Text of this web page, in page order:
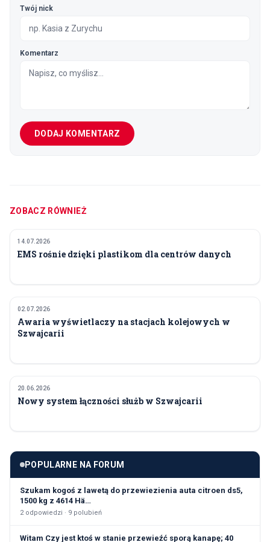
Twój nick
Komentarz
DODAJ KOMENTARZ
ZOBACZ RÓWNIEŻ
TECHNOLOGIA I INNOWACJE
14.07.2026
EMS rośnie dzięki plastikom dla centrów danych
TECHNOLOGIA I INNOWACJE
02.07.2026
Awaria wyświetlaczy na stacjach kolejowych w
Szwajcarii
TECHNOLOGIA I INNOWACJE
20.06.2026
Nowy system łączności służb w Szwajcarii
POPULARNE NA FORUM
Szukam kogoś z lawetą do przewiezienia auta citroen ds5,
1500 kg z 4614 Hä…
2odpowiedzi · 9 polubień
Witam Czy jest ktoś w stanie przewieźć sporą kanapę; 40